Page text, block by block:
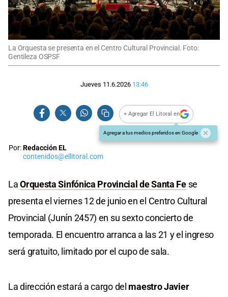
La Orquesta se presenta en el Centro Cultural Provincial. Foto:
Gentileza OSPSF
Jueves 11.6.2026 13:46
+ Agregar El Litoral en
Agregar a tus medios preferidos en Google
Por:Redacción EL
contenidos@ellitoral.com
LaOrquesta Sinfónica Provincial de Santa Fese
presenta el viernes 12 de junio en el Centro Cultural
Provincial (Junín 2457) en su sexto concierto de
temporada. El encuentro arranca a las 21 y el ingreso
será gratuito, limitado por el cupo de sala.
La dirección estará a cargo del maestro Javier